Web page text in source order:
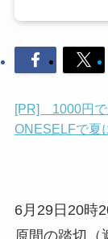
[PR] 1000円で
ONESELFで夏
6月29日20時
原間の踏切（